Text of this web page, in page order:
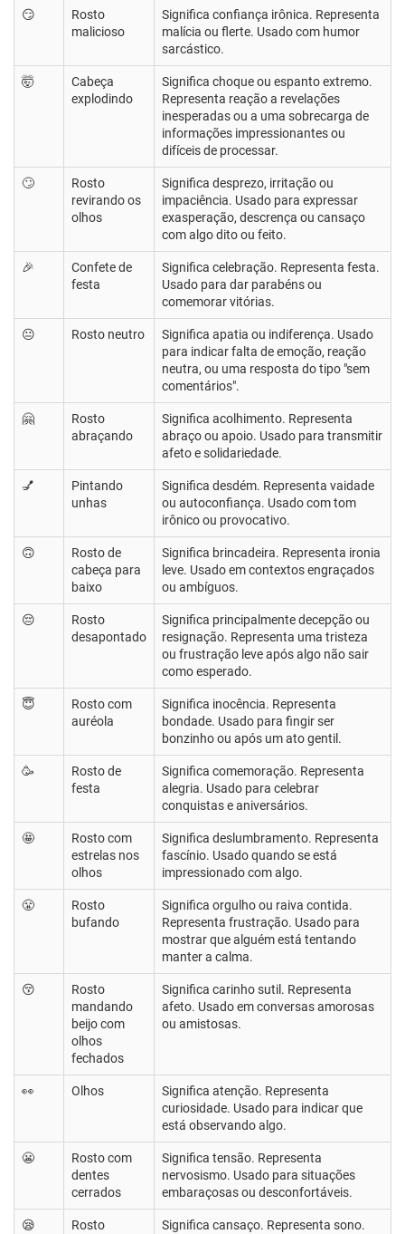
😏
Rosto
malicioso
Significa confiança irônica. Representa
malícia ou flerte. Usado com humor
sarcástico.
🤯
Cabeça
explodindo
Significa choque ou espanto extremo.
Representa reação a revelações
inesperadas ou a uma sobrecarga de
informações impressionantes ou
difíceis de processar.
🙄
Rosto
revirando os
olhos
Significa desprezo, irritação ou
impaciência. Usado para expressar
exasperação, descrença ou cansaço
com algo dito ou feito.
🎉
Confete de
festa
Significa celebração. Representa festa.
Usado para dar parabéns ou
comemorar vitórias.
😐 Rosto neutro
Significa apatia ou indiferença. Usado
para indicar falta de emoção, reação
neutra, ou uma resposta do tipo "sem
comentários".
🤗
Rosto
abraçando
Significa acolhimento. Representa
abraço ou apoio. Usado para transmitir
afeto e solidariedade.
💅
Pintando
unhas
Significa desdém. Representa vaidade
ou autoconfiança. Usado com tom
irônico ou provocativo.
🙃
Rosto de
cabeça para
baixo
Significa brincadeira. Representa ironia
leve. Usado em contextos engraçados
ou ambíguos.
😔
Rosto
desapontado
Significa principalmente decepção ou
resignação. Representa uma tristeza
ou frustração leve após algo não sair
como esperado.
😇
Rosto com
auréola
Significa inocência. Representa
bondade. Usado para fingir ser
bonzinho ou após um ato gentil.
🥳
Rosto de
festa
Significa comemoração. Representa
alegria. Usado para celebrar
conquistas e aniversários.
🤩
Rosto com
estrelas nos
olhos
Significa deslumbramento. Representa
fascínio. Usado quando se está
impressionado com algo.
😤
Rosto
bufando
Significa orgulho ou raiva contida.
Representa frustração. Usado para
mostrar que alguém está tentando
manter a calma.
😚
Rosto
mandando
beijo com
olhos
fechados
Significa carinho sutil. Representa
afeto. Usado em conversas amorosas
ou amistosas.
👀 Olhos
Significa atenção. Representa
curiosidade. Usado para indicar que
está observando algo.
😬
Rosto com
dentes
cerrados
Significa tensão. Representa
nervosismo. Usado para situações
embaraçosas ou desconfortáveis.
😪
Rosto
Significa cansaço. Representa sono.